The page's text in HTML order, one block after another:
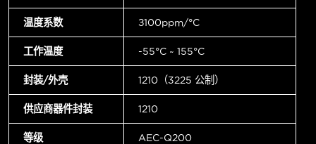
温度系数 ±100ppm/°C
工作温度 -55°C ~ 155°C
封装/外壳 1210（3225 公制）
供应商器件封装 1210
等级 AEC-Q200